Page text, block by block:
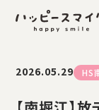
2026.05.29 HS
【南堀江】